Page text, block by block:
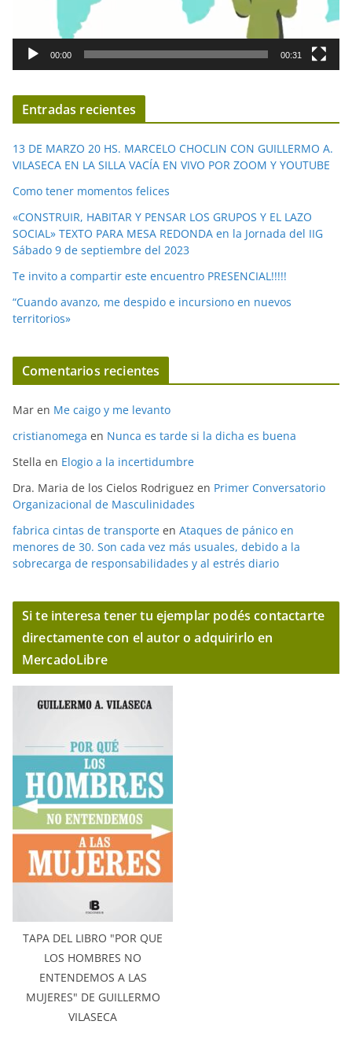
d
í
d
o
00:00 00:31
Entradas recientes
13 DE MARZO 20 HS. MARCELO CHOCLIN CON GUILLERMO A.
VILASECA EN LA SILLA VACÍA EN VIVO POR ZOOM Y YOUTUBE
Como tener momentos felices
«CONSTRUIR, HABITAR Y PENSAR LOS GRUPOS Y EL LAZO
SOCIAL» TEXTO PARA MESA REDONDA en la Jornada del IIG
Sábado 9 de septiembre del 2023
Te invito a compartir este encuentro PRESENCIAL!!!!!
“Cuando avanzo, me despido e incursiono en nuevos
territorios»
Comentarios recientes
Mar en Me caigo y me levanto
cristianomega en Nunca es tarde si la dicha es buena
Stella en Elogio a la incertidumbre
Dra. Maria de los Cielos Rodriguez en Primer Conversatorio
Organizacional de Masculinidades
fabrica cintas de transporte en Ataques de pánico en
menores de 30. Son cada vez más usuales, debido a la
sobrecarga de responsabilidades y al estrés diario
Si te interesa tener tu ejemplar podés contactarte
directamente con el autor o adquirirlo en
MercadoLibre
TAPA DEL LIBRO "POR QUE
LOS HOMBRES NO
ENTENDEMOS A LAS
MUJERES" DE GUILLERMO
VILASECA